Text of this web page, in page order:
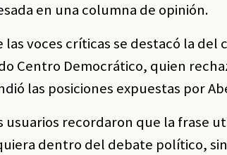
en una columna de opinión.
las voces críticas se destacó la
Centro Democrático, quien
las posiciones expuestas por
usuarios recordaron que la frase
dentro del debate político,